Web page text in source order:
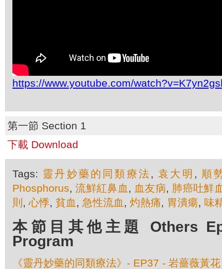
https://www.youtube.com/
第一節 Section 1
下載 Download
Tags: 靈丹妙藥的同類療法 ,袁大明 , 順
Phosphorus,流鮮紅鼻血 , 血友病, 肺癌吐鮮
則 ,心悸, 貧血 , 急性流血 , 灼熱痛, 胃潰瘍, 味
本節目其他主題 Others
Program
《靈丹妙藥的同類療法》- EP37 - 岩薔薇黃